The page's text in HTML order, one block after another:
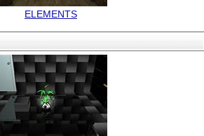
ELEMENTS